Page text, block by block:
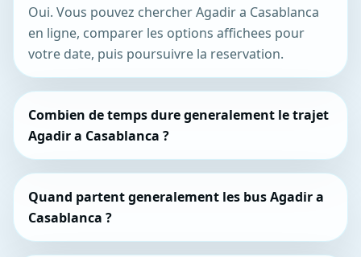
Oui. Vous pouvez chercher Agadir a Casablanca
en ligne, comparer les options affichees pour
votre date, puis poursuivre la reservation.
Combien de temps dure generalement le trajet
Agadir a Casablanca ?
Quand partent generalement les bus Agadir a
Casablanca ?